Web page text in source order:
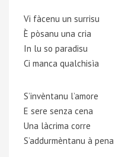
Vi fàcenu un surrisu
È pòsanu una cria
In lu so paradisu
Ci manca qualchisìa
S’invèntanu l’amore
E sere senza cena
Una làcrima corre
S’addurmèntanu à pena